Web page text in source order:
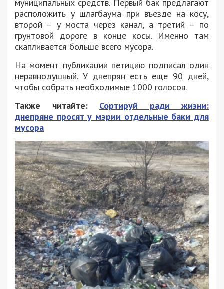
муниципальных средств. Первый бак предлагают
расположить у шлагбаума при въезде на косу,
второй – у моста через канал, а третий – по
грунтовой дороге в конце косы. Именно там
скапливается больше всего мусора.
На момент публикации петицию подписал один
неравнодушный. У днепрян есть еще 90 дней,
чтобы собрать необходимые 1000 голосов.
Также читайте: Сортируй ради жизни:
днепряне просят у мэрии отдельные баки для
мусора